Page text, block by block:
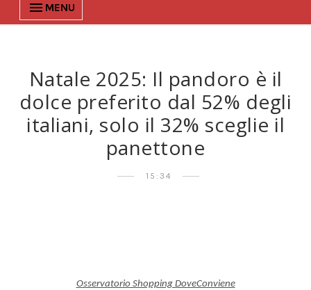
MENU
Natale 2025: Il pandoro è il
dolce preferito dal 52% degli
italiani, solo il 32% sceglie il
panettone
15:34
Osservatorio Shopping DoveConviene